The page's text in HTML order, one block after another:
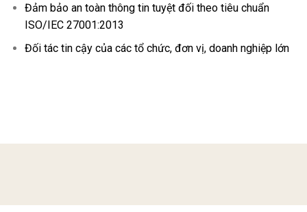
Đảm bảo an toàn thông tin tuyệt đối theo tiêu chuẩn
ISO/IEC 27001:2013
Đối tác tin cậy của các tổ chức, đơn vị, doanh nghiệp lớn